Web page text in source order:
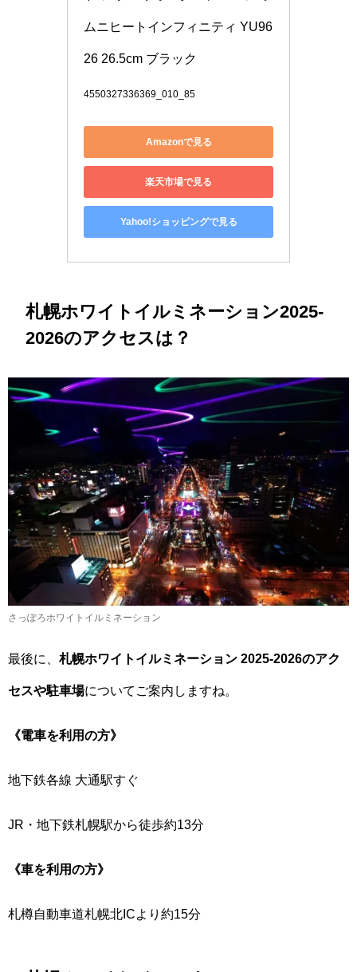
ムニヒートインフィニティ YU96
26 26.5cm ブラック
4550327336369_010_85
Amazonで見る
楽天市場で見る
Yahoo!ショッピングで見る
札幌ホワイトイルミネーション2025-
2026のアクセスは？
さっぽろホワイトイルミネーション
最後に、 札幌ホワイトイルミネーション 2025-2026のアク
セスや駐車場についてご案内しますね。
《電車を利用の方》
地下鉄各線 大通駅すぐ
JR・地下鉄札幌駅から徒歩約13分
《車を利用の方》
札樽自動車道札幌北ICより約15分